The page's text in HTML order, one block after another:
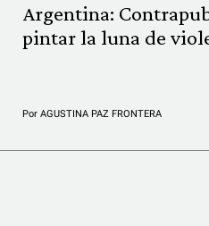
Argentina:
pintar la luna de
PorAGUSTINA PAZ FRONTERA